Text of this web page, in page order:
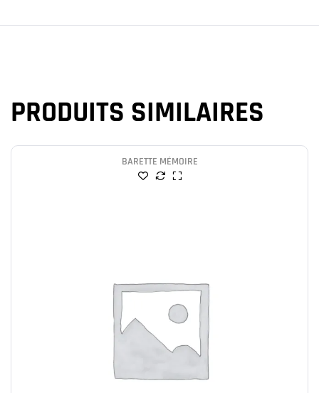
PRODUITS SIMILAIRES
BARETTE MÉMOIRE